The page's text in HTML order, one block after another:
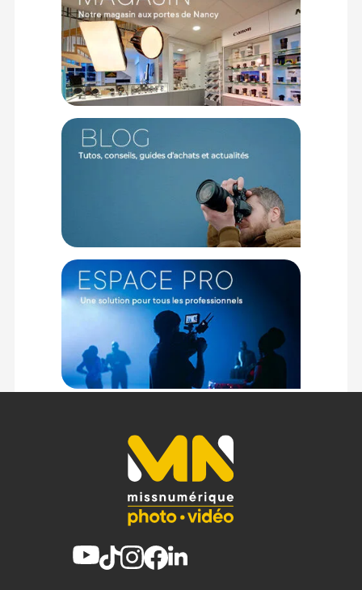
Le déploiement d'un véritable plateau professionnel n'est
plus limité par la taille de votre pièce grâce à ce gabarit
astucieux de 1,36 mètre de largeur. Facilement manipulable
par une seule personne, ce rouleau étroit s'installe sans
effort derrière un modèle pour un portrait en buste ou au-
dessus d'une table de prise de vue pour une nature morte.
Caractéristiques du fond papier Savage 1,36x11m
Smoke Gray :
Couleur : Smoke Gray (Gris fumée)
Diamètre intérieur du mandrin : 5 centimètres
Grammage : Environ 163 grammes par mètre carré
Composition : 75 % de matériaux recyclés
Stockage recommandé : Verticalement uniquement pour
éviter le gondolage
1x Rouleau fond papier Savage 1,36 x 11 m Smoke Gray
Offre valable jusqu'au 06-08-2026 inclus.
(1) Offre valable jusqu'au 31 Décembre 2030 à partir de 49 euros
d'achat, sur la base d'une expédition Chronopost 24H vers un point
relais situé en France continentale uniquement, valable uniquement
sur les produits de moins de 1m et moins de 20Kg.
sur le prix TTC en €, les points seront effectivement calculés dans le